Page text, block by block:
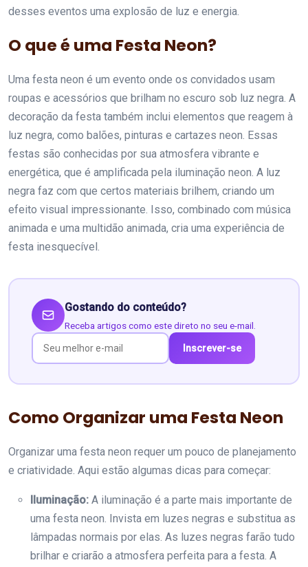
desses eventos uma explosão de luz e energia.
O que é uma Festa Neon?
Uma festa neon é um evento onde os convidados usam
roupas e acessórios que brilham no escuro sob luz negra. A
decoração da festa também inclui elementos que reagem à
luz negra, como balões, pinturas e cartazes neon. Essas
festas são conhecidas por sua atmosfera vibrante e
energética, que é amplificada pela iluminação neon. A luz
negra faz com que certos materiais brilhem, criando um
efeito visual impressionante. Isso, combinado com música
animada e uma multidão animada, cria uma experiência de
festa inesquecível.
Gostando do conteúdo?
Receba artigos como este direto no seu e-mail.
Inscrever-se
Como Organizar uma Festa Neon
Organizar uma festa neon requer um pouco de planejamento
e criatividade. Aqui estão algumas dicas para começar:
Iluminação: A iluminação é a parte mais importante de
uma festa neon. Invista em luzes negras e substitua as
lâmpadas normais por elas. As luzes negras farão tudo
brilhar e criarão a atmosfera perfeita para a festa. A